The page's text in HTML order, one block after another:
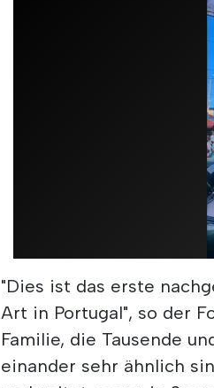
"Dies ist das erste
Art in Portugal", so der
Familie, die Tausende
einander sehr ähnlich